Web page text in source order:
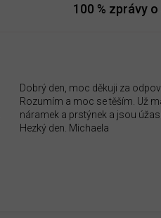
100 % zprávy
Dobrý den, moc děkuji za
Rozumím a moc se těším. Už
náramek a prstýnek a jsou
Hezký den. Michaela